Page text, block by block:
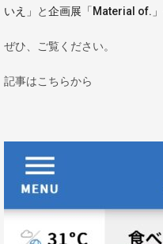
いえ」
と企画展「Material of.」
ぜひ、ご覧ください。
記事はこちらから